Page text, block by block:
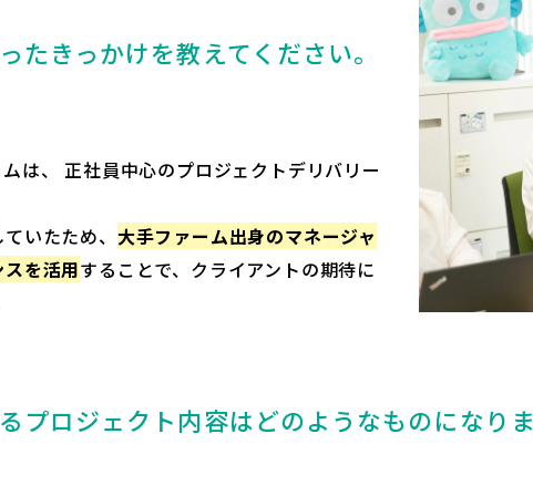
たきっかけを教えてください。
は、 正社員中心のプロジェクトデリバリー
いたため、 大手ファーム出身のマネージャ
を活用することで、クライアントの期待に
プロジェクト内容はどのようなものになり